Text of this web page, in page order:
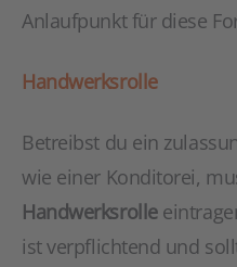
Anlaufpunkt für diese
Handwerksrolle
Betreibst du ein
wie einer Konditorei,
Handwerksrolle
ist verpflichtend und